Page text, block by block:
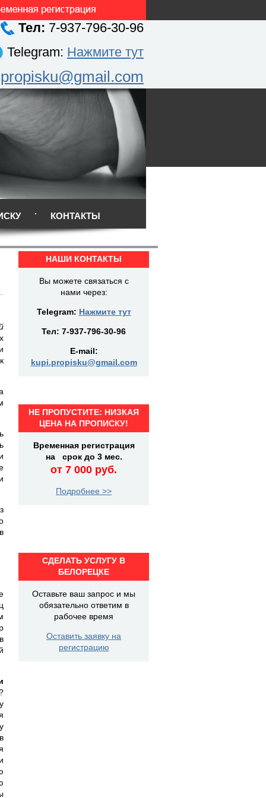
Тел: 7-937-796-30-96
Telegram: Нажмите тут
КОНТАКТЫ
НАШИ КОНТАКТЫ
Вы можете связаться с
нами через:
Telegram: Нажмите тут
Тел: 7-937-796-30-96
E-mail:
kupi.propisku@gmail.com
НЕ ПРОПУСТИТЕ: НИЗКАЯ
ЦЕНА НА ПРОПИСКУ!
Временная регистрация
на срок до 3 мес.
от 7 000 руб.
Подробнее >>
СДЕЛАТЬ УСЛУГУ В
БЕЛОРЕЦКЕ
Оставьте ваш запрос и мы
обязательно ответим в
рабочее время
Оставить заявку на
регистрацию